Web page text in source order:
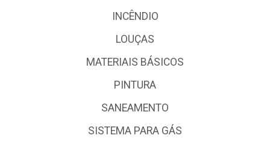
INCÊNDIO
LOUÇAS
MATERIAIS BÁSICOS
PINTURA
SANEAMENTO
SISTEMA PARA GÁS